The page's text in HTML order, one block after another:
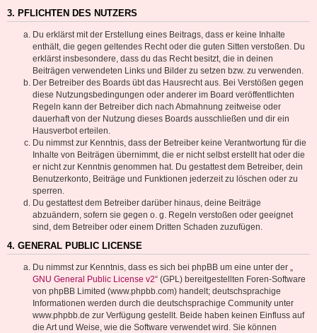
3. PFLICHTEN DES NUTZERS
Du erklärst mit der Erstellung eines Beitrags, dass er keine Inhalte
enthält, die gegen geltendes Recht oder die guten Sitten verstoßen. Du
erklärst insbesondere, dass du das Recht besitzt, die in deinen
Beiträgen verwendeten Links und Bilder zu setzen bzw. zu verwenden.
Der Betreiber des Boards übt das Hausrecht aus. Bei Verstößen gegen
diese Nutzungsbedingungen oder anderer im Board veröffentlichten
Regeln kann der Betreiber dich nach Abmahnung zeitweise oder
dauerhaft von der Nutzung dieses Boards ausschließen und dir ein
Hausverbot erteilen.
Du nimmst zur Kenntnis, dass der Betreiber keine Verantwortung für die
Inhalte von Beiträgen übernimmt, die er nicht selbst erstellt hat oder die
er nicht zur Kenntnis genommen hat. Du gestattest dem Betreiber, dein
Benutzerkonto, Beiträge und Funktionen jederzeit zu löschen oder zu
sperren.
Du gestattest dem Betreiber darüber hinaus, deine Beiträge
abzuändern, sofern sie gegen o. g. Regeln verstoßen oder geeignet
sind, dem Betreiber oder einem Dritten Schaden zuzufügen.
4. GENERAL PUBLIC LICENSE
Du nimmst zur Kenntnis, dass es sich bei phpBB um eine unter der „
GNU General Public License v2“ (GPL) bereitgestellten Foren-Software
von phpBB Limited (www.phpbb.com) handelt; deutschsprachige
Informationen werden durch die deutschsprachige Community unter
www.phpbb.de zur Verfügung gestellt. Beide haben keinen Einfluss auf
die Art und Weise, wie die Software verwendet wird. Sie können